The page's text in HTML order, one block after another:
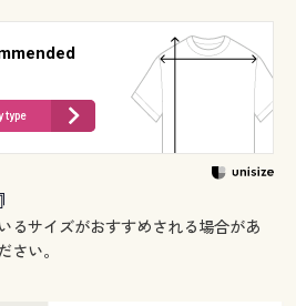
type
るサイズがおすすめされる場合があ
さい。